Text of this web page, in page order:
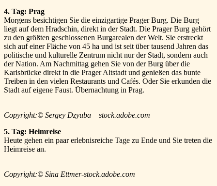
4. Tag: Prag
Morgens besichtigen Sie die einzigartige Prager Burg. Die Burg
liegt auf dem Hradschin, direkt in der Stadt. Die Prager Burg gehört
zu den größten geschlossenen Burgarealen der Welt. Sie erstreckt
sich auf einer Fläche von 45 ha und ist seit über tausend Jahren das
politische und kulturelle Zentrum nicht nur der Stadt, sondern auch
der Nation. Am Nachmittag gehen Sie von der Burg über die
Karlsbrücke direkt in die Prager Altstadt und genießen das bunte
Treiben in den vielen Restaurants und Cafés. Oder Sie erkunden die
Stadt auf eigene Faust. Übernachtung in Prag.
Copyright:© Sergey Dzyuba – stock.adobe.com
5. Tag: Heimreise
Heute gehen ein paar erlebnisreiche Tage zu Ende und Sie treten die
Heimreise an.
Copyright:© Sina Ettmer-stock.adobe.com